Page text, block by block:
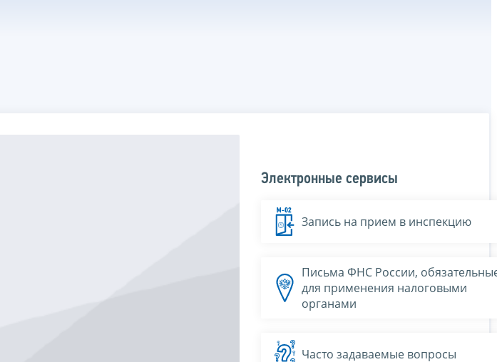
Электронные сервисы
Запись на прием в инспекцию
Письма ФНС России,
для применения налоговыми
органами
Часто задаваемые вопросы